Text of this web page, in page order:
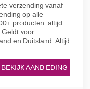
verzending vanaf
op alle
producten, altijd
Geldt voor
en Duitsland. Altijd
BEKIJK AANBIEDING